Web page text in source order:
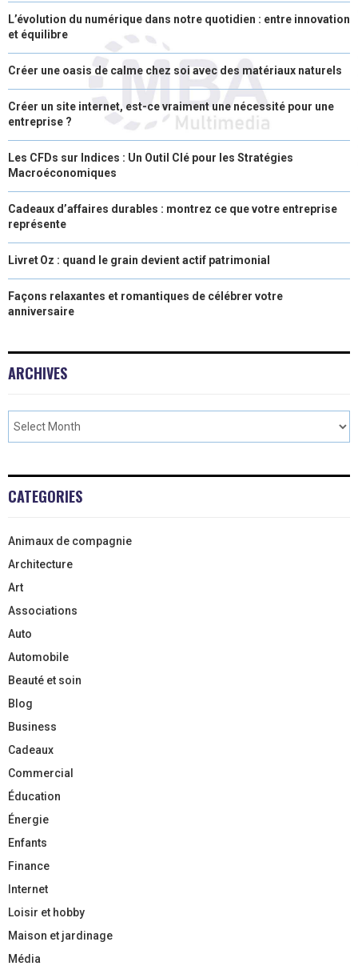
L’évolution du numérique dans notre quotidien : entre innovation
et équilibre
Créer une oasis de calme chez soi avec des matériaux naturels
Créer un site internet, est-ce vraiment une nécessité pour une
entreprise ?
Les CFDs sur Indices : Un Outil Clé pour les Stratégies
Macroéconomiques
Cadeaux d’affaires durables : montrez ce que votre entreprise
représente
Livret Oz : quand le grain devient actif patrimonial
Façons relaxantes et romantiques de célébrer votre
anniversaire
ARCHIVES
CATEGORIES
Animaux de compagnie
Architecture
Art
Associations
Auto
Automobile
Beauté et soin
Blog
Business
Cadeaux
Commercial
Éducation
Énergie
Enfants
Finance
Internet
Loisir et hobby
Maison et jardinage
Média